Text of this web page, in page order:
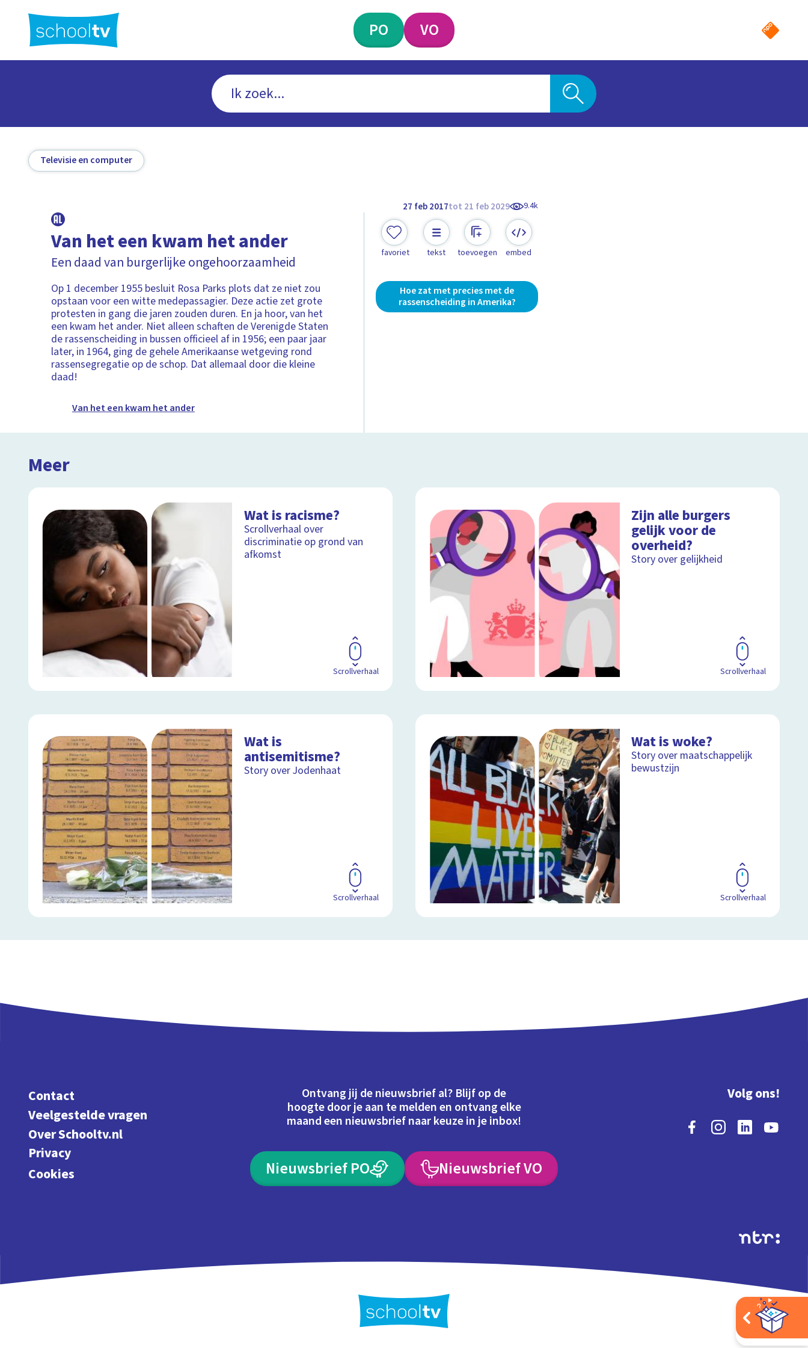
hoofdinhoud
PO VO
Televisie en computer
27 feb 2017tot 21 feb 2029 9.4k
Van het een kwam het ander
Een daad van burgerlijke ongehoorzaamheid
Op 1 december 1955 besluit Rosa Parks plots dat ze niet zou
opstaan voor een witte medepassagier. Deze actie zet grote
protesten in gang die jaren zouden duren. En ja hoor, van het
een kwam het ander. Niet alleen schaften de Verenigde Staten
de rassenscheiding in bussen officieel af in 1956; een paar jaar
later, in 1964, ging de gehele Amerikaanse wetgeving rond
rassensegregatie op de schop. Dat allemaal door die kleine
daad!
Van het een kwam het ander
favoriet tekst toevoegen embed
Hoe zat met precies met de
rassenscheiding in Amerika?
Meer
Wat is racisme?
Scrollverhaal over
discriminatie op grond van
afkomst
Scrollverhaal
Zijn alle burgers
gelijk voor de
overheid?
Story over gelijkheid
Scrollverhaal
Wat is
antisemitisme?
Story over Jodenhaat
Scrollverhaal
Wat is woke?
Story over maatschappelijk
bewustzijn
Scrollverhaal
Contact
Veelgestelde vragen
Over Schooltv.nl
Privacy
Cookies
Ontvang jij de nieuwsbrief al? Blijf op de
hoogte door je aan te melden en ontvang elke
maand een nieuwsbrief naar keuze in je inbox!
Nieuwsbrief PO Nieuwsbrief VO
Volg ons!
Extra's